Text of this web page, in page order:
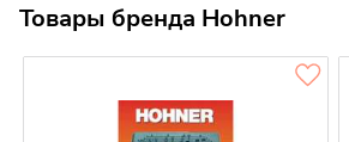
Товары бренда Hohner